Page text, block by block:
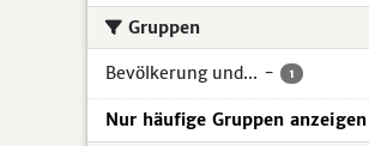
Gruppen
Bevölkerung und... - 1
Nur häufige Gruppen anzeigen